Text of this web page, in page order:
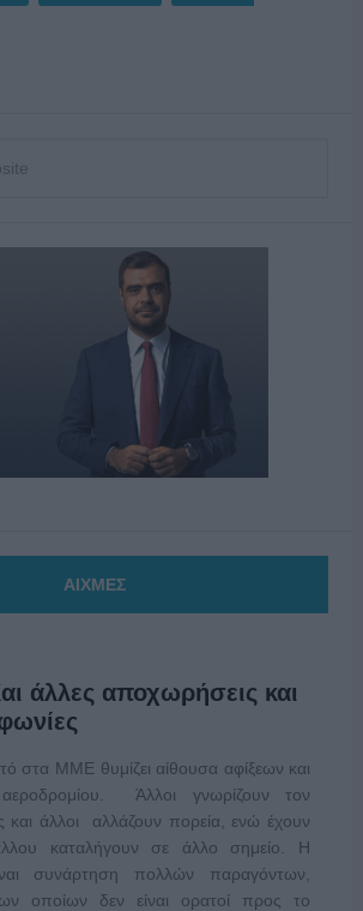
ΑΙΧΜΕΣ
άλλες αποχωρήσεις και
στα ΜΜΕ θυμίζει αίθουσα αφίξεων και
Άλλοι γνωρίζουν τον
και άλλοι αλλάζουν πορεία, ενώ έχουν
άλλου καταλήγουν σε άλλο σημείο. Η
συνάρτηση πολλών παραγόντων,
οποίων δεν είναι ορατοί προς το